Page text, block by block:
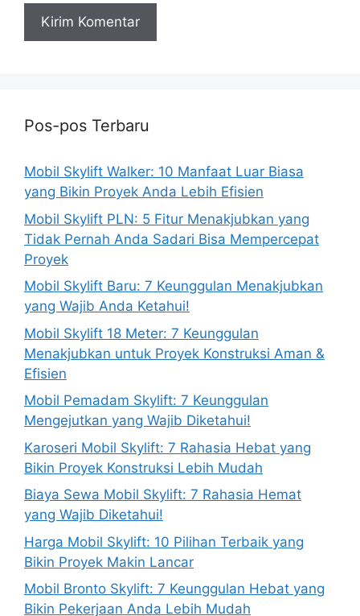
Pos-pos Terbaru
Mobil Skylift Walker: 10 Manfaat Luar Biasa
yang Bikin Proyek Anda Lebih Efisien
Mobil Skylift PLN: 5 Fitur Menakjubkan yang
Tidak Pernah Anda Sadari Bisa Mempercepat
Proyek
Mobil Skylift Baru: 7 Keunggulan Menakjubkan
yang Wajib Anda Ketahui!
Mobil Skylift 18 Meter: 7 Keunggulan
Menakjubkan untuk Proyek Konstruksi Aman &
Efisien
Mobil Pemadam Skylift: 7 Keunggulan
Mengejutkan yang Wajib Diketahui!
Karoseri Mobil Skylift: 7 Rahasia Hebat yang
Bikin Proyek Konstruksi Lebih Mudah
Biaya Sewa Mobil Skylift: 7 Rahasia Hemat
yang Wajib Diketahui!
Harga Mobil Skylift: 10 Pilihan Terbaik yang
Bikin Proyek Makin Lancar
Mobil Bronto Skylift: 7 Keunggulan Hebat yang
Bikin Pekerjaan Anda Lebih Mudah